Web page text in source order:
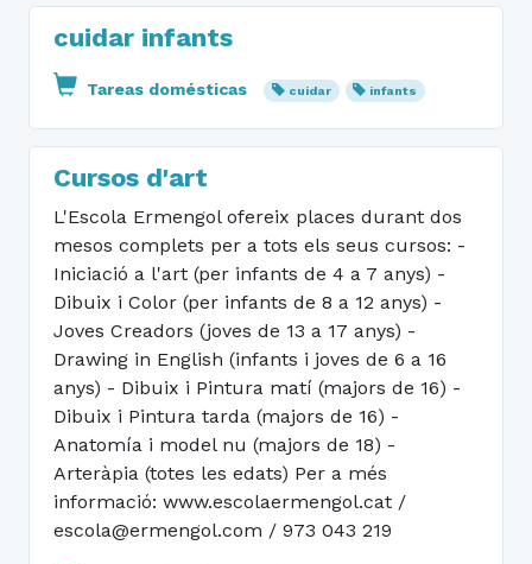
cuidar infants
Tareas domésticas cuidar infants
Cursos d'art
L'Escola Ermengol ofereix places durant dos
mesos complets per a tots els seus cursos: -
Iniciació a l'art (per infants de 4 a 7 anys) -
Dibuix i Color (per infants de 8 a 12 anys) -
Joves Creadors (joves de 13 a 17 anys) -
Drawing in English (infants i joves de 6 a 16
anys) - Dibuix i Pintura matí (majors de 16) -
Dibuix i Pintura tarda (majors de 16) -
Anatomía i model nu (majors de 18) -
Arteràpia (totes les edats) Per a més
informació: www.escolaermengol.cat /
escola@ermengol.com / 973 043 219